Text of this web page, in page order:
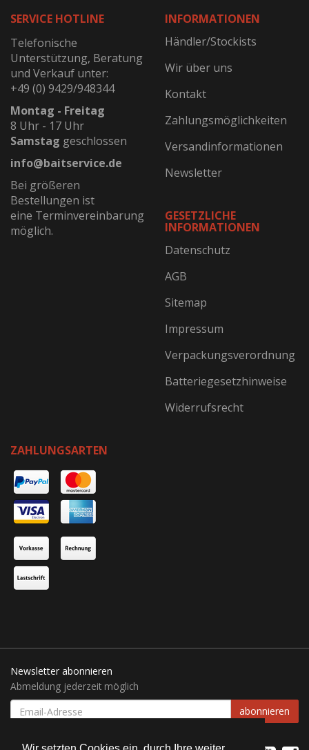
SERVICE HOTLINE
Telefonische
Unterstützung, Beratung
und Verkauf unter:
+49 (0) 9429/948344
Montag - Freitag
8 Uhr - 17 Uhr
Samstag geschlossen
info@baitservice.de
Bei größeren
Bestellungen ist
eine Terminvereinbarung
möglich.
INFORMATIONEN
Händler/Stockists
Wir über uns
Kontakt
Zahlungsmöglichkeiten
Versandinformationen
Newsletter
GESETZLICHE
INFORMATIONEN
Datenschutz
AGB
Sitemap
Impressum
Verpackungsverordnung
Batteriegesetzhinweise
Widerrufsrecht
ZAHLUNGSARTEN
Newsletter abonnieren
Abmeldung jederzeit möglich
EMAIL-
ADRESSE
abonnieren